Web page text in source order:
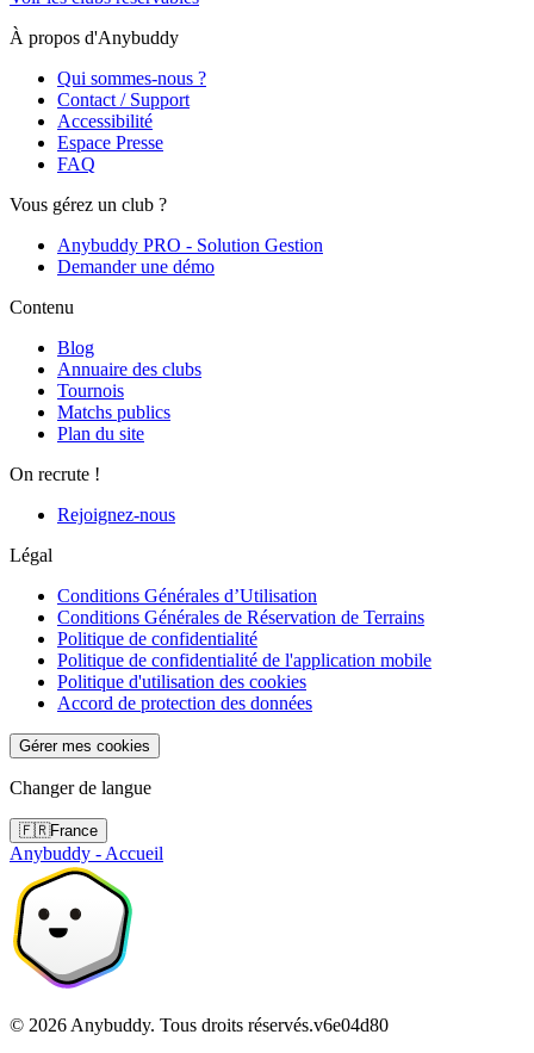
À propos d'Anybuddy
Qui sommes-nous ?
Contact / Support
Accessibilité
Espace Presse
FAQ
Vous gérez un club ?
Anybuddy PRO - Solution Gestion
Demander une démo
Contenu
Blog
Annuaire des clubs
Tournois
Matchs publics
Plan du site
On recrute !
Rejoignez-nous
Légal
Conditions Générales d’Utilisation
Conditions Générales de Réservation de Terrains
Politique de confidentialité
Politique de confidentialité de l'application mobile
Politique d'utilisation des cookies
Accord de protection des données
Gérer mes cookies
Changer de langue
🇫🇷France
Anybuddy - Accueil
© 2026 Anybuddy. Tous droits réservés.v6e04d80